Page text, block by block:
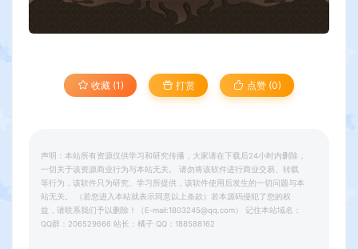
收藏 (1) 打赏 点赞 (0)
声明：本站所有资源仅供学习和研究传播，大家请在下载后24小时内删除，
一切关于该资源商业行为与本站无关。 请勿将该软件进行商业交易、转载
等行为，该软件只为研究、学习所提供，该软件使用后发生的一切问题与本
站无关。 （若您进入本站就表示同意以上条款）若本源码侵犯了您的权
益，请联系我们予以删除！（E-mail:1803245@qq.com） 记住本站域名：
QQ群：206529666 站长：橘子 QQ：188588162